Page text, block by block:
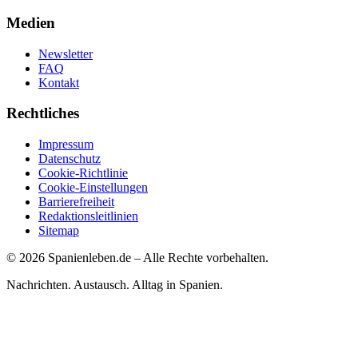
Medien
Newsletter
FAQ
Kontakt
Rechtliches
Impressum
Datenschutz
Cookie-Richtlinie
Cookie-Einstellungen
Barrierefreiheit
Redaktionsleitlinien
Sitemap
© 2026 Spanienleben.de – Alle Rechte vorbehalten.
Nachrichten. Austausch. Alltag in Spanien.